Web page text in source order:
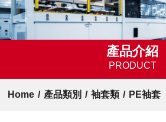
產品介紹
PRODUCT
Home / 產品類別 / 袖套類 / PE袖套